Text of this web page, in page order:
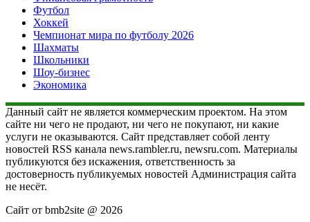
Футбол
Хоккей
Чемпионат мира по футболу 2026
Шахматы
Школьники
Шоу-бизнес
Экономика
Данный сайт не является коммерческим проектом. На этом
сайте ни чего не продают, ни чего не покупают, ни какие
услуги не оказываются. Сайт представляет собой ленту
новостей RSS канала news.rambler.ru, newsru.com. Материалы
публикуются без искажения, ответственность за
достоверность публикуемых новостей Администрация сайта
не несёт.
Сайт от bmb2site @ 2026